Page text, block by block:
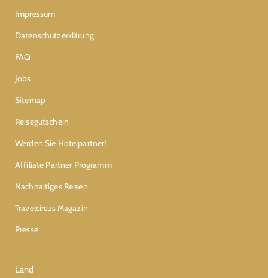
Impressum
Datenschutzerklärung
FAQ
Jobs
Sitemap
Reisegutschein
Werden Sie Hotelpartner!
Affiliate Partner Programm
Nachhaltiges Reisen
Travelcircus Magazin
Presse
Land